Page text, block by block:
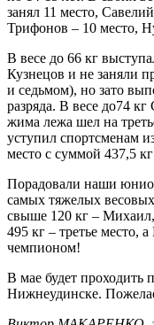
занял 11 место,
Трифонов – 10 место,
В весе до 66 кг
Кузнецов и не заняли
и седьмом), но зато
разряда. В весе до74
жима лежа шел на
уступил спортсменам
место с суммой 437,5
Порадовали наши
самых тяжелых
свыше 120 кг –
495 кг – третье место,
чемпионом!
В мае будет проходить
Нижнеудинске.